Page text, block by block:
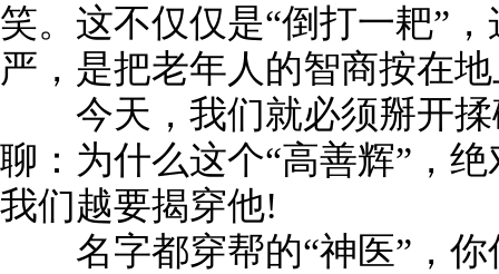
笑。这不仅仅是“倒打一耙”
严，是把老年人的智商按在
今天，我们就必须掰开揉
聊：为什么这个“高善辉”，
我们越要揭穿他!
名字都穿帮的“神医”，你